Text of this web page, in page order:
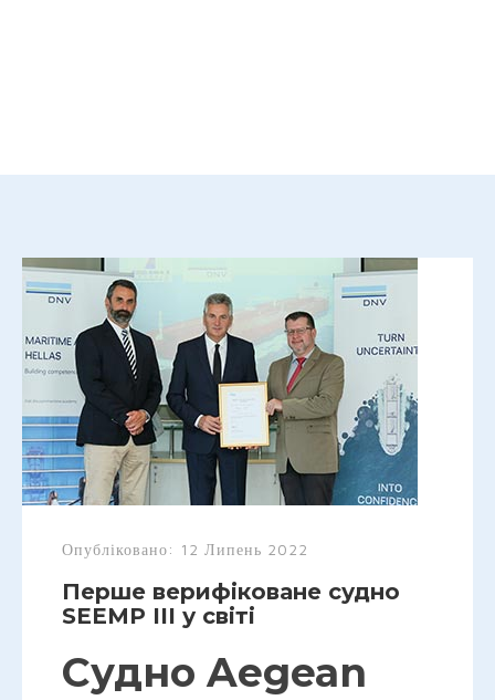
Опубліковано: 12 Липень 2022
Перше верифіковане судно
SEEMP III у світі
Судно Aegean